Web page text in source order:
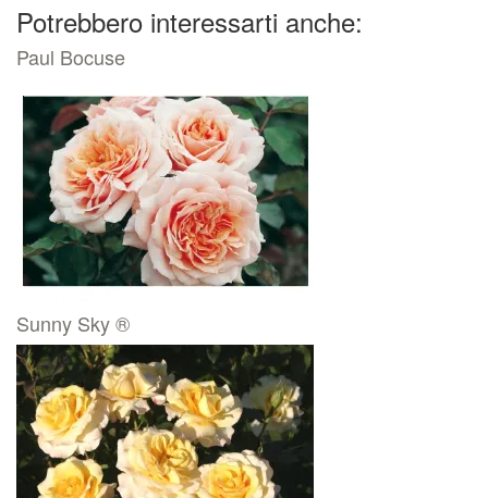
Potrebbero interessarti anche:
Paul Bocuse
Sunny Sky ®